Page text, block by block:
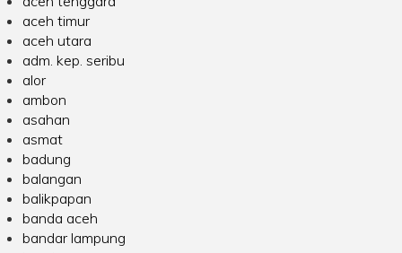
aceh timur
aceh utara
adm. kep. seribu
alor
ambon
asahan
asmat
badung
balangan
balikpapan
banda aceh
bandar lampung